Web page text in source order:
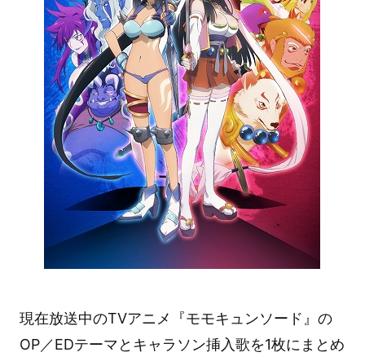
現在放送中のTVアニメ『モモキュンソード』の
OP／EDテーマとキャラソン挿入歌を1枚にまとめ